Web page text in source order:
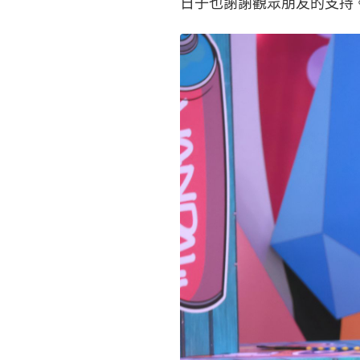
日子也謝謝觀眾朋友的支持